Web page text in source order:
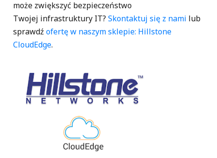
może zwiększyć bezpieczeństwo
Twojej infrastruktury IT? Skontaktuj się z nami lub
sprawdź ofertę w naszym sklepie: Hillstone
CloudEdge.